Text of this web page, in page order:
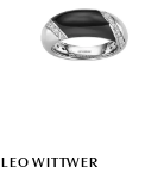
LEO WITTWER